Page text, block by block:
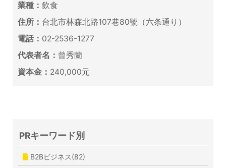
業種： 飲食
住所： 台北市林森北路107巷80號（六条通り）
電話： 02-2536-1277
代表者名： 曾秀蘭
資本金： 240,000元
PRキーワード別
B2Bビジネス(82)